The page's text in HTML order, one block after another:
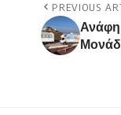
PREVIOUS
Ανάφη